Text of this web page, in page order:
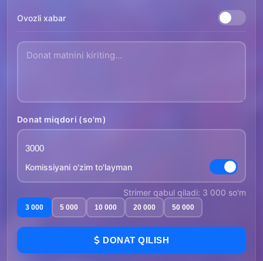
Ovozli xabar
Donat miqdori (so'm)
Komissiyani o'zim to'layman
Strimer qabul qiladi: 3 000 so'm
3 000 5 000 10 000 20 000 50 000
DONAT QILISH